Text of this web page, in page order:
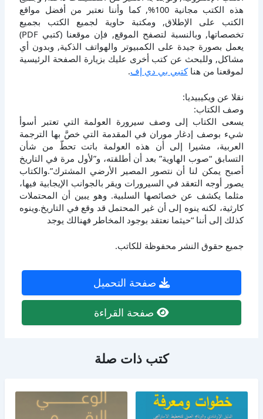
هذه الكتب مجانية 100%, كما وأننا نعتبر من أفضل مواقع
الكتب على الإطلاق, ومكتبة حاوية لجميع الكتب بجميع
تخصصاتها, وبالنسبة لتصفح الموقع, فإن موقعنا (كتبي PDF)
يعمل بصورة جيدة على الكمبيوتر والهواتف الذكية, وبدون أي
مشاكل, وللبحث عن كتب أخرى عليك بزيارة الصفحة الرئيسية
لموقعنا من هناكتبي بي دي إف.
نقلا عن ويكيبيديا:
وصف الكتاب:
يسعى الكتاب إلى وصف سيرورة العولمة التي تعتبر أسوأ
شيء بوصف إدغار موران في المقدمة التي خصَّ بها الترجمة
العربية، مشيرا إلى أن هذه العولمة باتت تحطّ من شأن
التسابق “صوب الهاوية” بعد أن أطلقته، و”لأول مرة في التاريخ
أصبح يمكن لنا أن نتصور المصير الأرضي المشترك”.والكتاب
يصور أوجه التعقد في السيرورات ويقر بالجوانب الإيجابية فيها،
مثلما يكشف عن خصائصها السلبية. وهو يبين أن المحتملات
كارثية، لكنه ينوه إلى أن غير المحتمل قد وقع في التاريخ.وينوه
كذلك إلى أننا “حيثما نعتقد بوجود المخاطر فهنالك يوجد
جميع حقوق النشر محفوظة للكاتب.
صفحة التحميل
صفحة القراءة
كتب ذات صلة